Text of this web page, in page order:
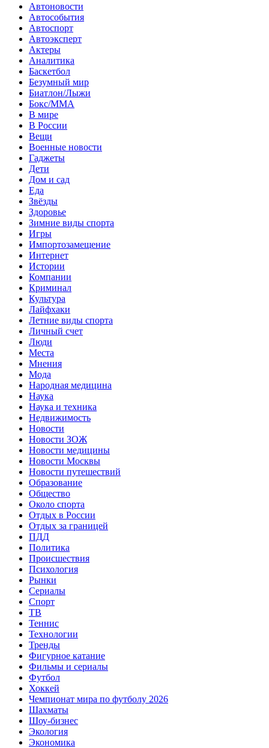
Автоновости
Автособытия
Автоспорт
Автоэксперт
Актеры
Аналитика
Баскетбол
Безумный мир
Биатлон/Лыжи
Бокс/MMA
В мире
В России
Вещи
Военные новости
Гаджеты
Дети
Дом и сад
Еда
Звёзды
Здоровье
Зимние виды спорта
Игры
Импортозамещение
Интернет
Истории
Компании
Криминал
Культура
Лайфхаки
Летние виды спорта
Личный счет
Люди
Места
Мнения
Мода
Народная медицина
Наука
Наука и техника
Недвижимость
Новости
Новости ЗОЖ
Новости медицины
Новости Москвы
Новости путешествий
Образование
Общество
Около спорта
Отдых в России
Отдых за границей
ПДД
Политика
Происшествия
Психология
Рынки
Сериалы
Спорт
ТВ
Теннис
Технологии
Тренды
Фигурное катание
Фильмы и сериалы
Футбол
Хоккей
Чемпионат мира по футболу 2026
Шахматы
Шоу-бизнес
Экология
Экономика